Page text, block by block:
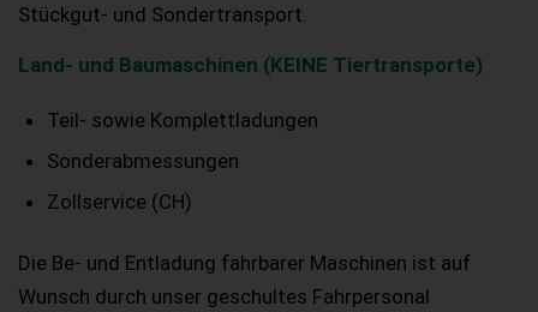
Stückgut- und Sondertransport.
Land- und Baumaschinen (KEINE Tiertransporte)
Teil- sowie Komplettladungen
Sonderabmessungen
Zollservice (CH)
Die Be- und Entladung fahrbarer Maschinen ist auf
Wunsch durch unser geschultes Fahrpersonal